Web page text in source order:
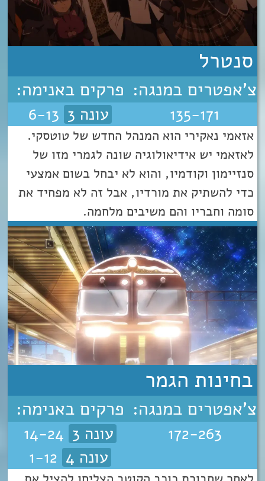
סנטרל
צ'אפטרים במנגה:
135-171
פרקים באנימה:
עונה 3
אזאמי נאקירי הוא המנהל החדש של טוטסקי.
לאזאמי יש אידיאולוגיה שונה לגמרי מזו של
סנזיימון וקודמיו, והוא לא יבחל בשום אמצעי
כדי להשתיק את מורדיו, אבל זה לא מפחיד את
סומה וחבריו והם משיבים מלחמה.
בחינות הגמר
צ'אפטרים במנגה:
172-263
פרקים באנימה:
עונה 3
עונה 4